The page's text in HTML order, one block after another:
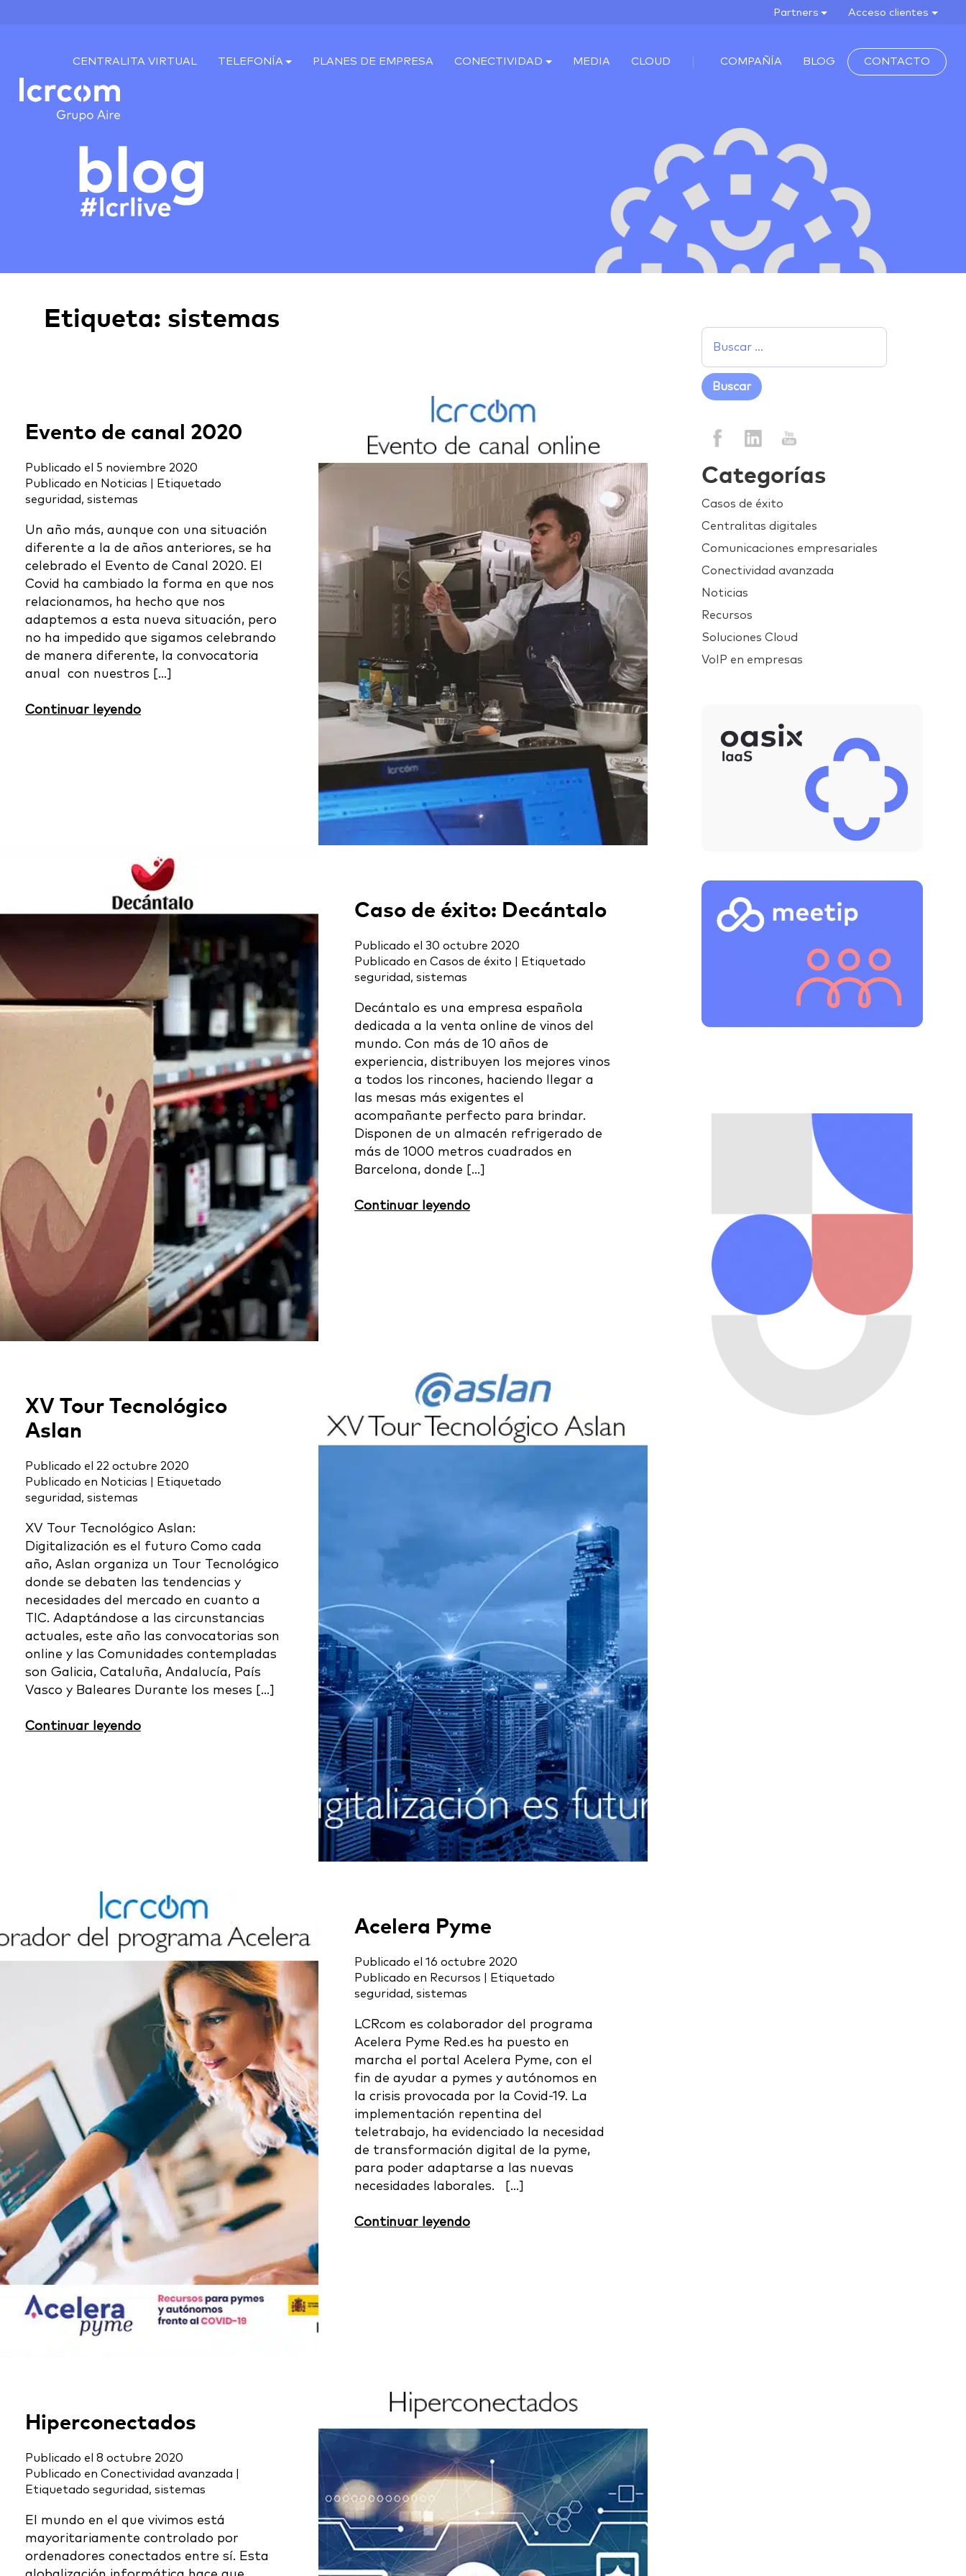
Partners Acceso clientes
CENTRALITA VIRTUAL TELEFONÍA PLANES DE EMPRESA CONECTIVIDAD MEDIA CLOUD COMPAÑÍA BLOG CONTACTO
Etiqueta: sistemas
Evento de canal 2020
Publicado el 5 noviembre 2020
Publicado en Noticias
Etiquetado
seguridad, sistemas
Un año más, aunque con una situación
diferente a la de años anteriores, se ha
celebrado el Evento de Canal 2020. El
Covid ha cambiado la forma en que nos
relacionamos, ha hecho que nos
adaptemos a esta nueva situación, pero
no ha impedido que sigamos celebrando
de manera diferente, la convocatoria
anual con nuestros […]
Continuar leyendo
Caso de éxito: Decántalo
Publicado el 30 octubre 2020
Publicado en Casos de éxito
Etiquetado
seguridad, sistemas
Decántalo es una empresa española
dedicada a la venta online de vinos del
mundo. Con más de 10 años de
experiencia, distribuyen los mejores vinos
a todos los rincones, haciendo llegar a
las mesas más exigentes el
acompañante perfecto para brindar.
Disponen de un almacén refrigerado de
más de 1000 metros cuadrados en
Barcelona, donde […]
Continuar leyendo
XV Tour Tecnológico
Aslan
Publicado el 22 octubre 2020
Publicado en Noticias
Etiquetado
seguridad, sistemas
XV Tour Tecnológico Aslan:
Digitalización es el futuro Como cada
año, Aslan organiza un Tour Tecnológico
donde se debaten las tendencias y
necesidades del mercado en cuanto a
TIC. Adaptándose a las circunstancias
actuales, este año las convocatorias son
online y las Comunidades contempladas
son Galicia, Cataluña, Andalucía, País
Vasco y Baleares Durante los meses […]
Continuar leyendo
Acelera Pyme
Publicado el 16 octubre 2020
Publicado en Recursos
Etiquetado
seguridad, sistemas
LCRcom es colaborador del programa
Acelera Pyme Red.es ha puesto en
marcha el portal Acelera Pyme, con el
fin de ayudar a pymes y autónomos en
la crisis provocada por la Covid-19. La
implementación repentina del
teletrabajo, ha evidenciado la necesidad
de transformación digital de la pyme,
para poder adaptarse a las nuevas
necesidades laborales. […]
Continuar leyendo
Hiperconectados
Publicado el 8 octubre 2020
Publicado en Conectividad avanzada
Etiquetado seguridad, sistemas
El mundo en el que vivimos está
mayoritariamente controlado por
ordenadores conectados entre sí. Esta
Categorías
Casos de éxito
Centralitas digitales
Comunicaciones empresariales
Conectividad avanzada
Noticias
Recursos
Soluciones Cloud
VoIP en empresas